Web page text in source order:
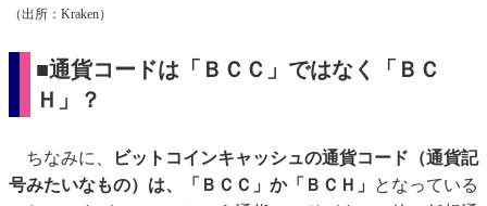
（出所：Kraken）
■通貨コードは「ＢＣＣ」ではなく「ＢＣ
Ｈ」？
ちなみに、
ビットコインキャッシュの通貨コード（通貨記
号みたいなもの）は、「ＢＣＣ」か「ＢＣＨ」
となっている